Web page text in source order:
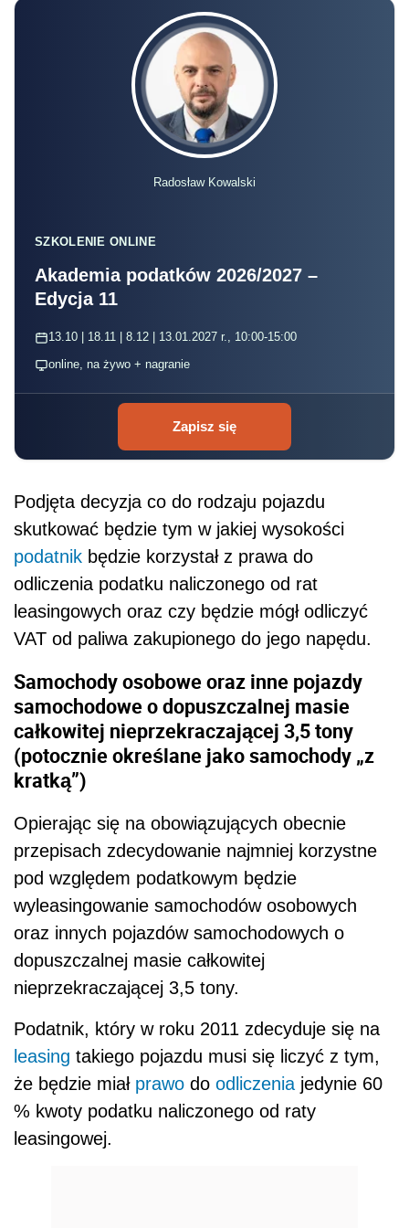
Radosław Kowalski
SZKOLENIE ONLINE
Akademia podatków 2026/2027 –
Edycja 11
13.10 | 18.11 | 8.12 | 13.01.2027 r., 10:00-15:00
online, na żywo + nagranie
Zapisz się
Podjęta decyzja co do rodzaju pojazdu
skutkować będzie tym w jakiej wysokości
podatnik będzie korzystał z prawa do
odliczenia podatku naliczonego od rat
leasingowych oraz czy będzie mógł odliczyć
VAT od paliwa zakupionego do jego napędu.
Samochody osobowe oraz inne pojazdy
samochodowe o dopuszczalnej masie
całkowitej nieprzekraczającej 3,5 tony
(potocznie określane jako samochody „z
kratką”)
Opierając się na obowiązujących obecnie
przepisach zdecydowanie najmniej korzystne
pod względem podatkowym będzie
wyleasingowanie samochodów osobowych
oraz innych pojazdów samochodowych o
dopuszczalnej masie całkowitej
nieprzekraczającej 3,5 tony.
Podatnik, który w roku 2011 zdecyduje się na
leasing takiego pojazdu musi się liczyć z tym,
że będzie miał prawo do odliczenia jedynie 60
% kwoty podatku naliczonego od raty
leasingowej.